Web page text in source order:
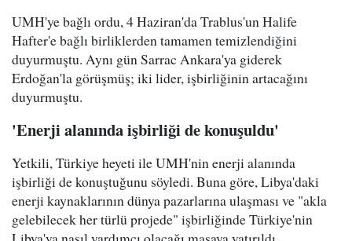
UMH'ye bağlı ordu, 4 Haziran'da Trablus'un Halife
Hafter'e bağlı birliklerden tamamen temizlendiğini
duyurmuştu. Aynı gün Sarrac Ankara'ya giderek
Erdoğan'la görüşmüş; iki lider, işbirliğinin artacağını
duyurmuştu.
'Enerji alanında işbirliği de konuşuldu'
Yetkili, Türkiye heyeti ile UMH'nin enerji alanında
işbirliği de konuştuğunu söyledi. Buna göre, Libya'daki
enerji kaynaklarının dünya pazarlarına ulaşması ve "akla
gelebilecek her türlü projede" işbirliğinde Türkiye'nin